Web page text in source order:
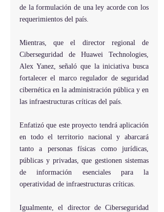
de la formulación de una ley acorde con los
requerimientos del país.
Mientras, que el director regional de
Ciberseguridad de Huawei Technologies,
Alex Yanez, señaló que la iniciativa busca
fortalecer el marco regulador de seguridad
cibernética en la administración pública y en
las infraestructuras críticas del país.
Enfatizó que este proyecto tendrá aplicación
en todo el territorio nacional y abarcará
tanto a personas físicas como jurídicas,
públicas y privadas, que gestionen sistemas
de información esenciales para la
operatividad de infraestructuras críticas.
Igualmente, el director de Ciberseguridad